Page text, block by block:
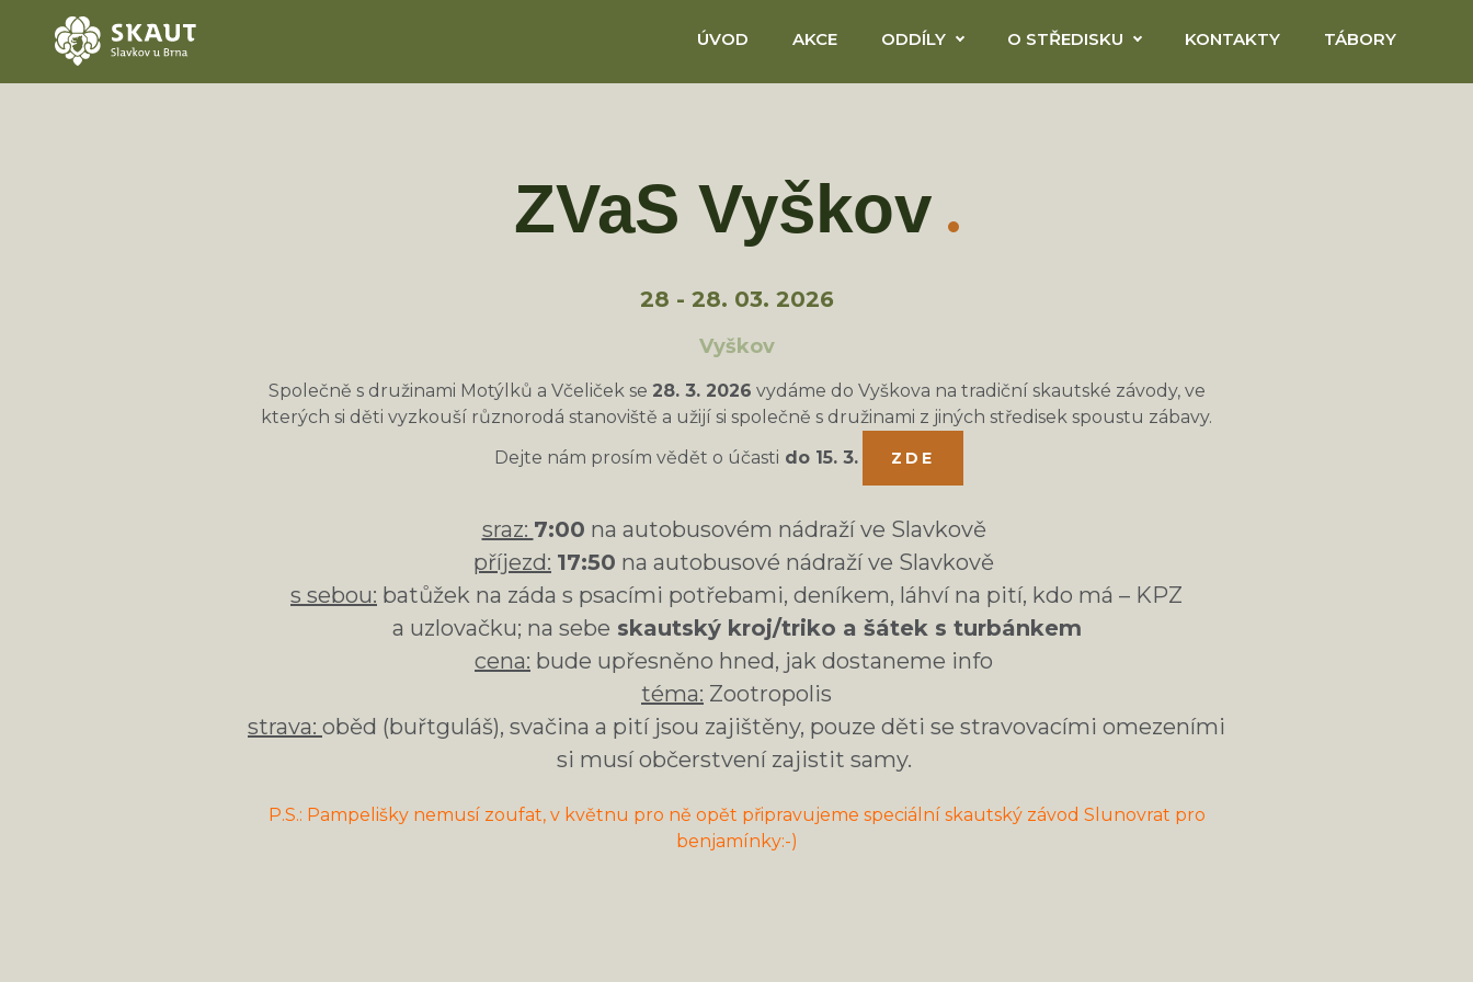
ÚVOD AKCE ODDÍLY O STŘEDISKU KONTAKTY TÁBORY
ZVaS Vyškov
28 - 28. 03. 2026
Vyškov
Společně s družinami Motýlků a Včeliček se 28. 3. 2026 vydáme do Vyškova na tradiční skautské závody, ve
kterých si děti vyzkouší různorodá stanoviště a užijí si společně s družinami z jiných středisek spoustu zábavy.
Dejte nám prosím vědět o účasti do 15. 3. ZDE
sraz: 7:00 na autobusovém nádraží ve Slavkově
příjezd: 17:50 na autobusové nádraží ve Slavkově
s sebou: batůžek na záda s psacími potřebami, deníkem, láhví na pití, kdo má – KPZ
a uzlovačku; na sebe skautský kroj/triko a šátek s turbánkem
cena: bude upřesněno hned, jak dostaneme info
téma: Zootropolis
strava: oběd (buřtguláš), svačina a pití jsou zajištěny, pouze děti se stravovacími omezeními
si musí občerstvení zajistit samy.
P.S.: Pampelišky nemusí zoufat, v květnu pro ně opět připravujeme speciální skautský závod Slunovrat pro
benjamínky:-)